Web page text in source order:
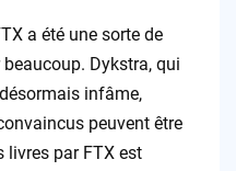
a été une sorte de
Dykstra, qui
infâme,
peuvent être
livres par FTX est